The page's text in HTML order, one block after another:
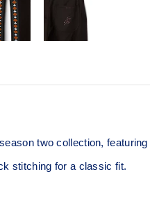
two collection,
stitching for a classic fit.